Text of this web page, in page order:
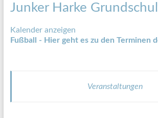
Junker Harke
Kalender anzeigen
Fußball - Hier geht es zu den Terminen
Veranstaltungen